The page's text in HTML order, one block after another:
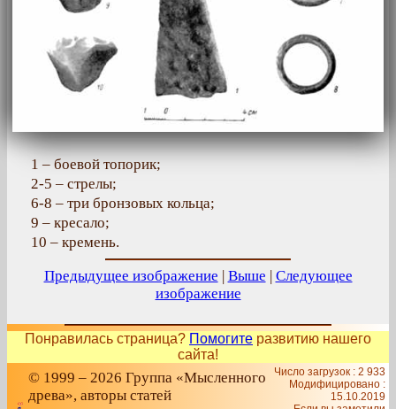
1 – боевой топорик;
2-5 – стрелы;
6-8 – три бронзовых кольца;
9 – кресало;
10 – кремень.
Предыдущее изображение | Выше | Следующее
изображение
Понравилась страница? Помогите развитию нашего
сайта!
© 1999 – 2026 Группа «Мысленного
древа», авторы статей
Число загрузок : 2 933
Модифицировано :
15.10.2019